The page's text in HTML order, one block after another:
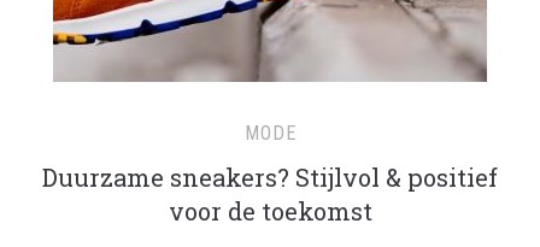
MODE
Duurzame sneakers? Stijlvol & positief
voor de toekomst